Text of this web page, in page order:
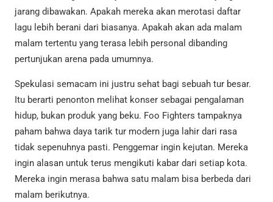
jarang dibawakan. Apakah mereka akan merotasi daftar
lagu lebih berani dari biasanya. Apakah akan ada malam
malam tertentu yang terasa lebih personal dibanding
pertunjukan arena pada umumnya.
Spekulasi semacam ini justru sehat bagi sebuah tur besar.
Itu berarti penonton melihat konser sebagai pengalaman
hidup, bukan produk yang beku. Foo Fighters tampaknya
paham bahwa daya tarik tur modern juga lahir dari rasa
tidak sepenuhnya pasti. Penggemar ingin kejutan. Mereka
ingin alasan untuk terus mengikuti kabar dari setiap kota.
Mereka ingin merasa bahwa satu malam bisa berbeda dari
malam berikutnya.